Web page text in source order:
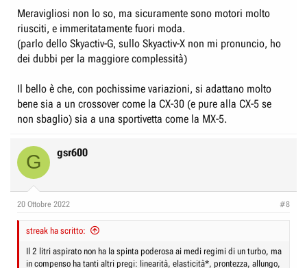
Meravigliosi non lo so, ma sicuramente sono motori molto
riusciti, e immeritatamente fuori moda.
(parlo dello Skyactiv-G, sullo Skyactiv-X non mi pronuncio, ho
dei dubbi per la maggiore complessità)
Il bello è che, con pochissime variazioni, si adattano molto
bene sia a un crossover come la CX-30 (e pure alla CX-5 se
non sbaglio) sia a una sportivetta come la MX-5.
G gsr600
20 Ottobre 2022 #8
streak ha scritto:
Il 2 litri aspirato non ha la spinta poderosa ai medi regimi di un turbo, ma
in compenso ha tanti altri pregi: linearità, elasticità*, prontezza, allungo,